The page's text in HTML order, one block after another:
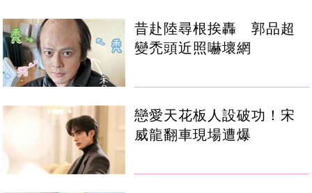
昔赴陸尋根挨轟 郭品超
變禿頭近照嚇壞網
戀愛天花板人設破功！宋
威龍翻車現場遭爆